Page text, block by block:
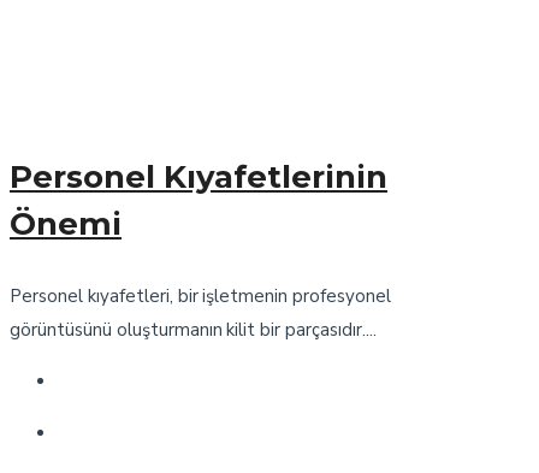
Personel Kıyafetlerinin
Önemi
Personel kıyafetleri, bir işletmenin profesyonel
görüntüsünü oluşturmanın kilit bir parçasıdır....